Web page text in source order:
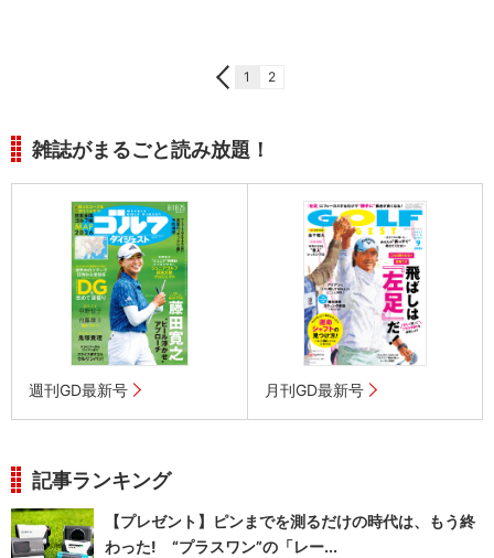
1 2
雑誌がまるごと読み放題！
週刊GD最新号 月刊GD最新号
記事ランキング
【プレゼント】ピンまでを測るだけの時代は、もう終
わった! “プラスワン”の「レー...